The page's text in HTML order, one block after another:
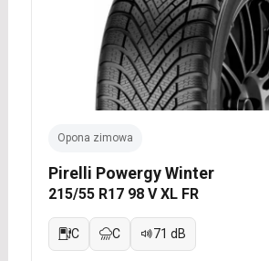
Opona zimowa
Pirelli Powergy Winter
215/55 R17 98 V XL FR
C C 71 dB